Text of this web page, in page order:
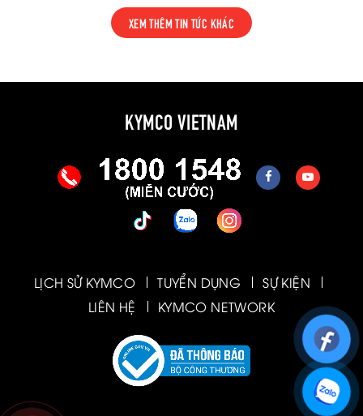
XEM THÊM TIN TỨC KHÁC
KYMCO VIETNAM
LỊCH SỬ KYMCO TUYỂN DỤNG
SỰ KIỆN
LIÊN HỆ
KYMCO NETWORK